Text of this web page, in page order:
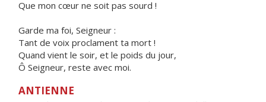
Que mon cœur ne soit pas sourd !
Garde ma foi, Seigneur :
Tant de voix proclament ta mort !
Quand vient le soir, et le poids du jour,
Ô Seigneur, reste avec moi.
ANTIENNE